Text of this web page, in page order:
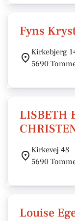
Fyns
Kirkebjerg
5690
LISBETH
Kirkevej 48
5690
Louise